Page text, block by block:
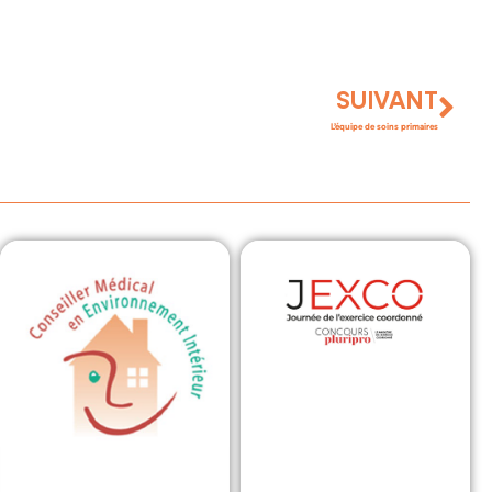
SUIVANT
L’équipe de soins primaires